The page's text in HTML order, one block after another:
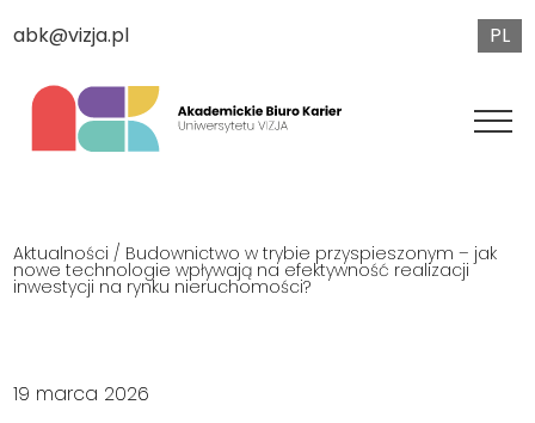
abk@vizja.pl PL
Aktualności / Budownictwo w trybie przyspieszonym – jak
nowe technologie wpływają na efektywność realizacji
inwestycji na rynku nieruchomości?
19 marca 2026